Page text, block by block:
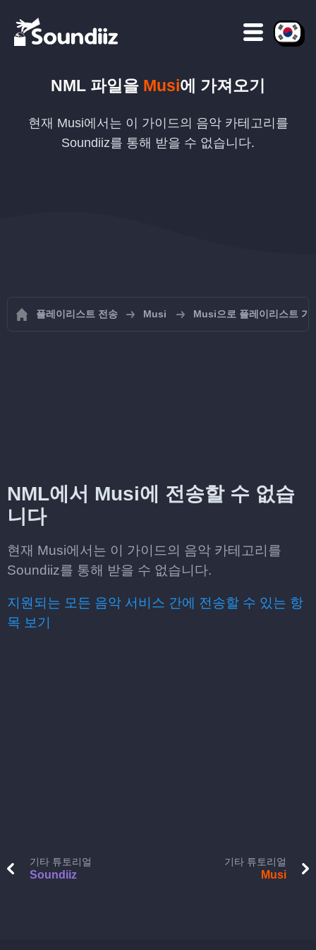
NML 파일을 Musi에 가져오기
현재 Musi에서는 이 가이드의 음악 카테고리를
Soundiiz를 통해 받을 수 없습니다.
플레이리스트 전송 Musi Musi으로 플레이리스트 가
NML에서 Musi에 전송할 수 없습
니다
현재 Musi에서는 이 가이드의 음악 카테고리를
Soundiiz를 통해 받을 수 없습니다.
지원되는 모든 음악 서비스 간에 전송할 수 있는 항
목 보기
기타 튜토리얼
Soundiiz
기타 튜토리얼
Musi